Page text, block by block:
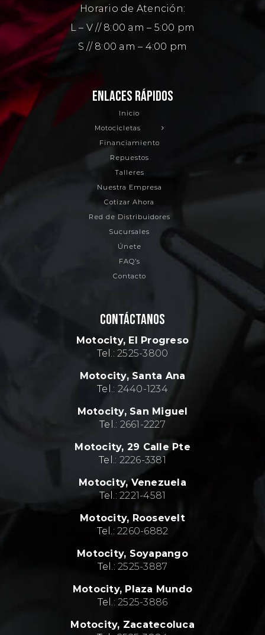
Horario de Atención:
L – V // 8:00 am – 5:00 pm
S // 8:00 am – 4:00 pm
ENLACES RÁPIDOS
Inicio
Motocicletas
Financiamiento
Repuestos
Talleres
Nuestra Empresa
Cotizar Ahora
Red de Distribuidores
Sucursales
Únete
FAQ’s
Contacto
CONTÁCTANOS
Motocity, El Progreso
Tel.:2525-3800
Motocity, Santa Ana
Tel.: 2440-1234
Motocity, San Miguel
Tel.: 2661-2227
Motocity, 29 Calle Pte
Tel.: 2226-3381
Motocity, Venezuela
Tel.:2221-4581
Motocity, Roosevelt
Tel.:2260-6882
Motocity, Soyapango
Tel.:2525-3887
Motocity, Plaza Mundo
Tel.:2525-3886
Motocity, Zacatecoluca